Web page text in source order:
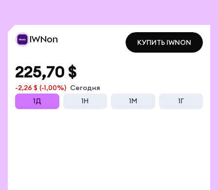
IWNon КУПИТЬ IWNON
225,70 $
-2,26 $ (-1,00%)
Сегодня
1Д
1Н 1М 1Г